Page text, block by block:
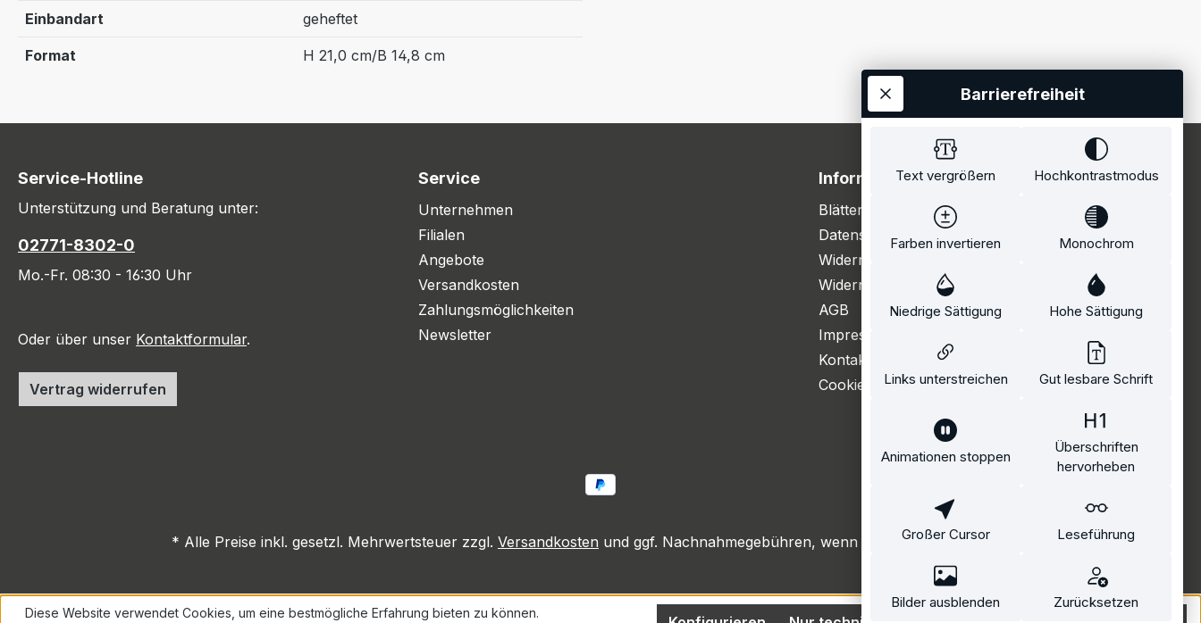
Einbandart geheftet
Format H 21,0 cm/B 14,8 cm
Service-Hotline
Unterstützung und Beratung unter:
02771-8302-0
Mo.-Fr. 08:30 - 16:30 Uhr
Oder über unser Kontaktformular.
Vertrag widerrufen
Service
Unternehmen
Filialen
Angebote
Versandkosten
Zahlungsmöglichkeiten
Newsletter
Information
Blätterkatalog
Datenschutzerklärung
Widerrufsbelehrung
Widerrufsformular
AGB
Impressum
Kontakt
Cookie Einstellungen
* Alle Preise inkl. gesetzl. Mehrwertsteuer zzgl. Versandkosten und ggf. Nachnahmegebühren, wenn nicht anders angegeben.
Text vergrößern Hochkontrastmodus
Farben invertieren Monochrom
Niedrige Sättigung Hohe Sättigung
Links unterstreichen Gut lesbare Schrift
Animationen stoppen
Überschriften
hervorheben
Großer Cursor Leseführung
Bilder ausblenden Zurücksetzen
Barrierefreiheit
Diese Website verwendet Cookies, um eine bestmögliche Erfahrung bieten zu können.